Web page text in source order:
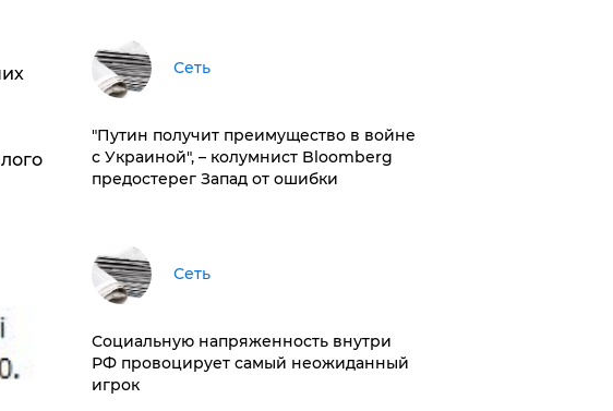
Сеть
"Путин получит преимущество в войне
с Украиной", – колумнист Bloomberg
предостерег Запад от ошибки
Сеть
Социальную напряженность внутри
РФ провоцирует самый неожиданный
игрок